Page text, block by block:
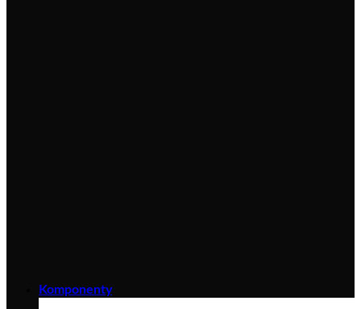
Komponenty